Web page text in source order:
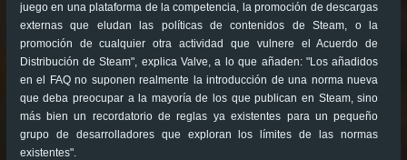
juego en una plataforma de la competencia, la promoción de descargas
externas que eludan las políticas de contenidos de Steam, o la
promoción de cualquier otra actividad que vulnere el Acuerdo de
Distribución de Steam", explica Valve, a lo que añaden: "Los añadidos
en el FAQ no suponen realmente la introducción de una norma nueva
que deba preocupar a la mayoría de los que publican en Steam, sino
más bien un recordatorio de reglas ya existentes para un pequeño
grupo de desarrolladores que exploran los límites de las normas
existentes".